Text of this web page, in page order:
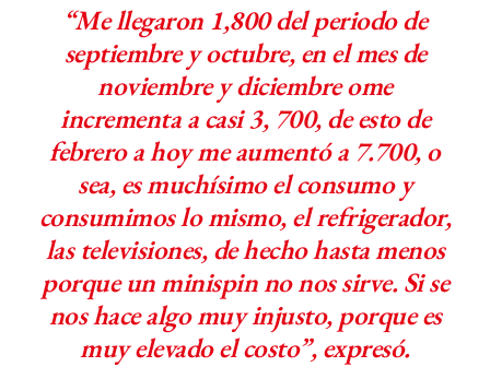
“Me llegaron 1,800 del periodo de
septiembre y octubre, en el mes de
noviembre y diciembre ome
incrementa a casi 3, 700, de esto de
febrero a hoy me aumentó a 7.700, o
sea, es muchísimo el consumo y
consumimos lo mismo, el refrigerador,
las televisiones, de hecho hasta menos
porque un minispin no nos sirve. Si se
nos hace algo muy injusto, porque es
muy elevado el costo”, expresó.